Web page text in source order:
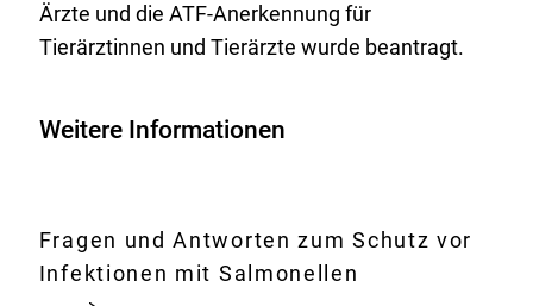
Ärzte und die ATF-Anerkennung für
Tierärztinnen und Tierärzte wurde beantragt.
Weitere Informationen
Fragen und Antworten zum Schutz vor
Infektionen mit Salmonellen